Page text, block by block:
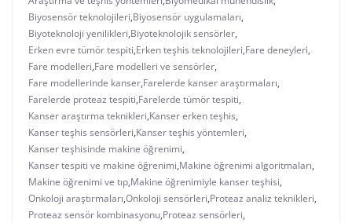
Biyosensör teknolojileri,Biyosensör uygulamaları,
Biyoteknoloji yenilikleri,Biyoteknolojik sensörler,
Erken evre tümör tespiti,Erken teşhis teknolojileri,Fare deneyleri,
Fare modelleri,Fare modelleri ve sensörler,
Fare modellerinde kanser,Farelerde kanser araştırmaları,
Farelerde proteaz tespiti,Farelerde tümör tespiti,
Kanser araştırma teknikleri,Kanser erken teşhis,
Kanser teşhis sensörleri,Kanser teşhis yöntemleri,
Kanser teşhisinde makine öğrenimi,
Kanser tespiti ve makine öğrenimi,Makine öğrenimi algoritmaları,
Makine öğrenimi ve tıp,Makine öğrenimiyle kanser teşhisi,
Onkoloji araştırmaları,Onkoloji sensörleri,Proteaz analiz teknikleri,
Proteaz sensör kombinasyonu,Proteaz sensörleri,